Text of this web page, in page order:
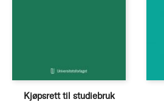
Kjøpsrett til studiebruk